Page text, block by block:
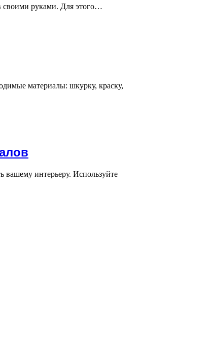
своими руками. Для этого…
материалы: шкурку, краску,
вашему интерьеру. Используйте